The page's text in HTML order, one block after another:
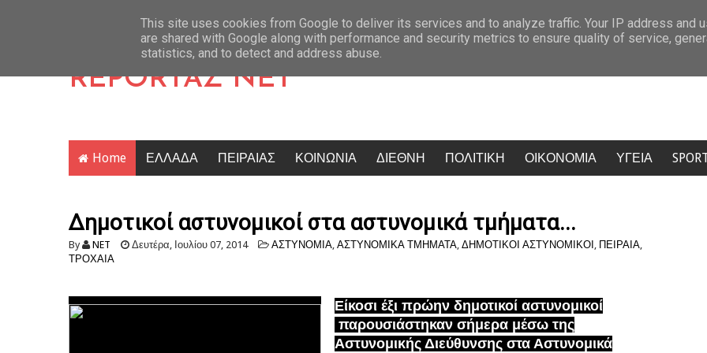
Latest News
της Δούκισσας Νομικού στην Πολυνησία με τα παιδιά της (ΕΙΚΟΝΕΣ) Δημήτρης Παπαμιχαήλ: 22 χρόνια χωρίς το «λεβεντόπαιδο» του
REPORTAZ NET
Home ΕΛΛΑΔΑ ΠΕΙΡΑΙΑΣ ΚΟΙΝΩΝΙΑ ΔΙΕΘΝΗ ΠΟΛΙΤΙΚΗ ΟΙΚΟΝΟΜΙΑ ΥΓΕΙΑ
Δημοτικοί αστυνομικοί στα αστυνομικά τμήματα...
By NET Δευτέρα, Ιουλίου 07, 2014 ΑΣΤΥΝΟΜΙΑ, ΑΣΤΥΝΟΜΙΚΑ ΤΜΗΜΑΤΑ, ΔΗΜΟΤΙΚΟΙ ΑΣΤΥΝΟΜΙΚΟΙ , ΠΕΙΡΑΙΑ,
ΤΡΟΧΑΙΑ
Είκοσι έξι πρώην δημοτικοί αστυνομικοί
παρουσιάστηκαν σήμερα μέσω της
Αστυνομικής Διεύθυνσης στα Αστυνομικά
This site uses cookies from Google to deliver its services and to analyze traffic. Your IP address and
are shared with Google along with performance and security metrics to ensure quality of service,
statistics, and to detect and address abuse.